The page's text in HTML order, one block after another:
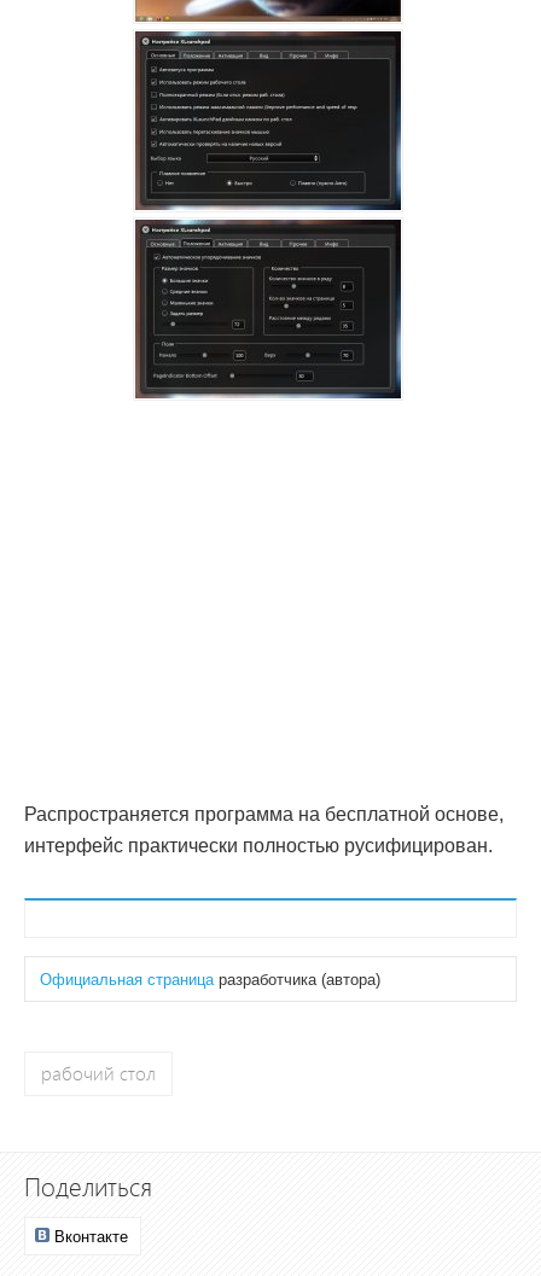
Распространяется программа на бесплатной основе,
интерфейс практически полностью русифицирован.
Официальная страница разработчика (автора)
рабочий стол
Поделиться
Вконтакте